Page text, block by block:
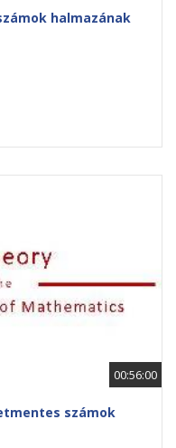
halmazának
00:56:00
számok